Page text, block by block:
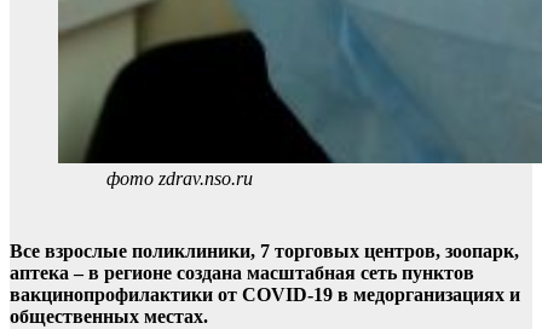
фото zdrav.nso.ru
Все взрослые поликлиники, 7 торговых центров, зоопарк,
аптека – в регионе создана масштабная сеть пунктов
вакцинопрофилактики от COVID-19 в медорганизациях и
общественных местах.